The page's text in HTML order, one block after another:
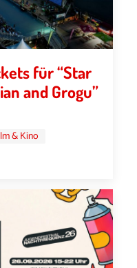
für “Star
and Grogu”
& Kino